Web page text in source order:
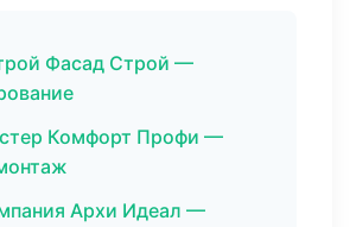
Фасад Строй —
Комфорт Профи —
Архи Идеал —